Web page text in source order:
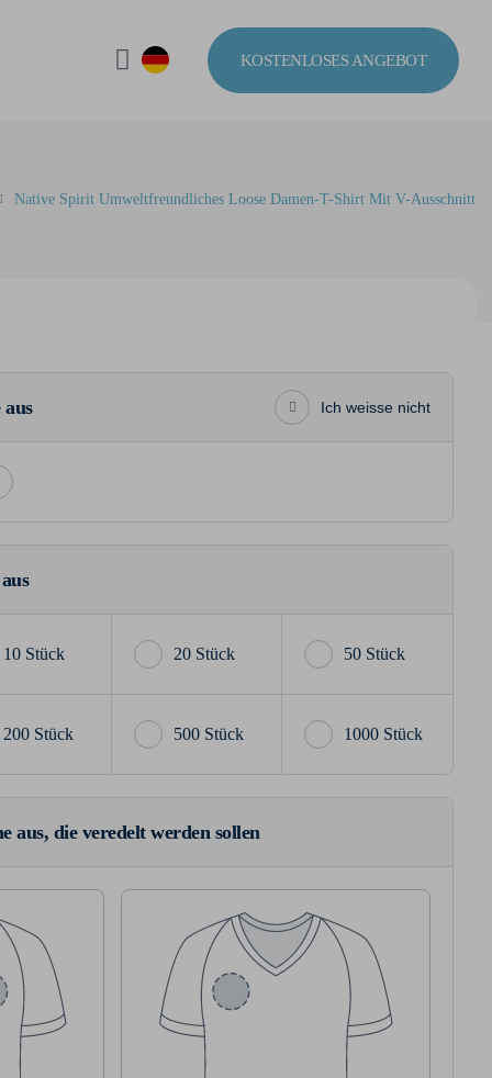
KOSTENLOSES ANGEBOT
Native Spirit Umweltfreundliches Loose Damen-T-Shirt Mit V-Ausschnitt
Ich weisse nicht
10 Stück 20 Stück 50 Stück
200 Stück 500 Stück 1000 Stück
aus, die veredelt werden sollen